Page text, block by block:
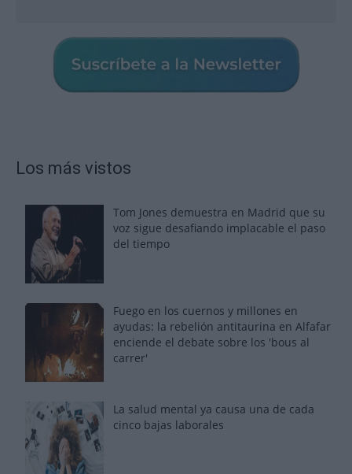
Los más vistos
Tom Jones demuestra en Madrid que su
voz sigue desafiando implacable el paso
del tiempo
Fuego en los cuernos y millones en
ayudas: la rebelión antitaurina en Alfafar
enciende el debate sobre los 'bous al
carrer'
La salud mental ya causa una de cada
cinco bajas laborales